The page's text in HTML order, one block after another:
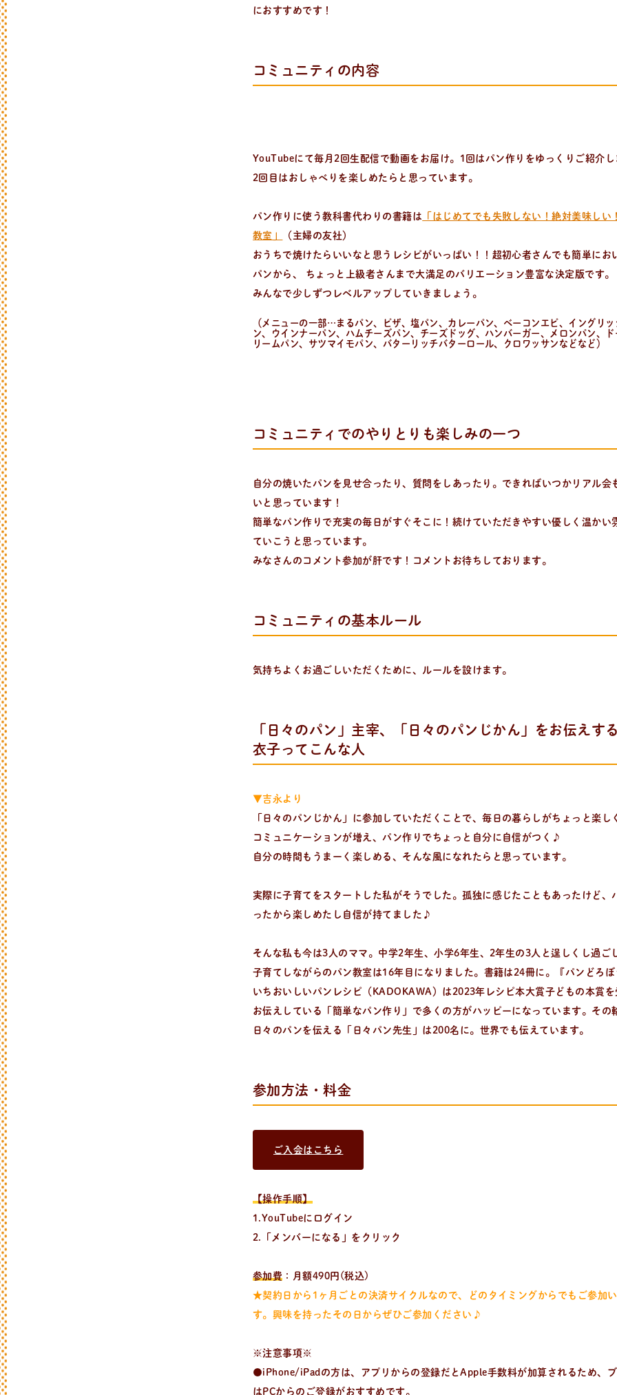
種類、作り方/シーン、材料から検索できる、簡単なパンやおやつのレシピをご紹介。
におすすめです！
コミュニティの内容
YouTubeにて毎月2回生配信で動画をお届け。1回はパン作りをゆっくりご紹介し
2回目はおしゃべりを楽しめたらと思っています。
パン作りに使う教科書代わりの書籍は 「はじめてでも失敗しない！絶対美味しい
教室」
（主婦の友社）
おうちで焼けたらいいなと思うレシピがいっぱい！！超初心者さんでも簡単にお
パンから、 ちょっと上級者さんまで大満足のバリエーション豊富な決定版です。
みんなで少しずつレベルアップしていきましょう。
（メニューの一部…まるパン、ピザ、塩パン、カレーパン、ベーコンエピ、イングリ
ン、ウインナーパン、ハムチーズパン、チーズドッグ、ハンバーガー、メロンパン、
リームパン、サツマイモパン、バターリッチバターロール、クロワッサンなどなど）
コミュニティでのやりとりも楽しみの一つ
自分の焼いたパンを見せ合ったり、質問をしあったり。できればいつかリアル会
いと思っています！
簡単なパン作りで充実の毎日がすぐそこに！続けていただきやすい優しく温かい
ていこうと思っています。
みなさんのコメント参加が肝です！コメントお待ちしております。
コミュニティの基本ルール
気持ちよくお過ごしいただくために、ルールを設けます。
「日々のパン」主宰、「日々のパンじかん」をお伝えす
衣子ってこんな人
▼吉永より
「日々のパンじかん」に参加していただくことで、毎日の暮らしがちょっと楽し
コミュニケーションが増え、パン作りでちょっと自分に自信がつく♪
自分の時間もうまーく楽しめる、そんな風になれたらと思っています。
実際に子育てをスタートした私がそうでした。孤独に感じたこともあったけど、
ったから楽しめたし自信が持てました♪
そんな私も今は3人のママ。中学2年生、小学6年生、2年生の3人と逞しくし過ご
子育てしながらのパン教室は16年目になりました。書籍は24冊に。『パンどろ
いちおいしいパンレシピ（KADOKAWA）は2023年レシピ本大賞子どもの本賞を
お伝えしている「簡単なパン作り」で多くの方がハッピーになっています。その
日々のパンを伝える「日々パン先生」は200名に。世界でも伝えています。
参加方法・料金
ご入会はこちら
【操作手順】
1.YouTubeにログイン
2.「メンバーになる」をクリック
参加費 ：月額490円(税込)
★契約日から1ヶ月ごとの決済サイクルなので、どのタイミングからでもご参加
す。興味を持ったその日からぜひご参加ください♪
※注意事項※
●iPhone/iPadの方は、アプリからの登録だとApple手数料が加算されるため、
はPCからのご登録がおすすめです。